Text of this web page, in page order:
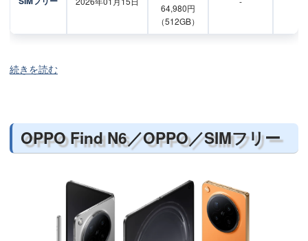
64,980円
（512GB）
続きを読む
OPPO Find N6／OPPO／SIMフリー